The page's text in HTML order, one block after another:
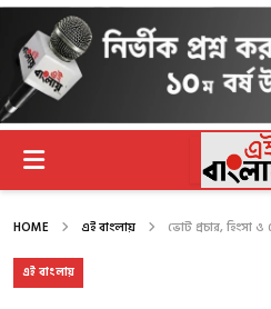
HOME এই বাংলায় ভোট প্রচার, হিংসা ও
এই বাংলায়